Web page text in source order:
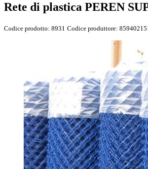
Rete di plastica PEREN
Codice prodotto: 8931 Codice produttore: